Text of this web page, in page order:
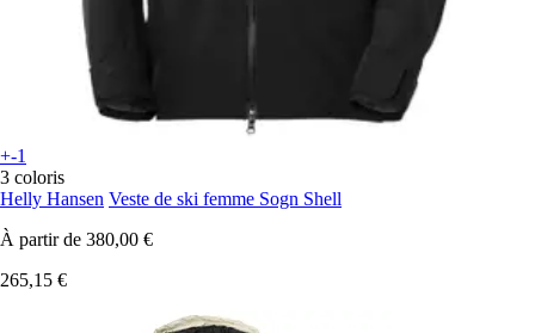
+-1
3 coloris
Helly Hansen Veste de ski femme Sogn Shell
À partir de 380,00 €
265,15 €